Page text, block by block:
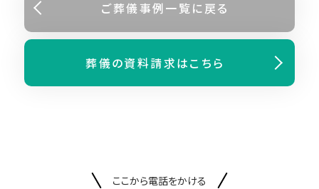
ご葬儀事例⼀覧に戻る
葬儀の資料請求はこちら
ここから電話をかける